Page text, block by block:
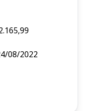
08/2022